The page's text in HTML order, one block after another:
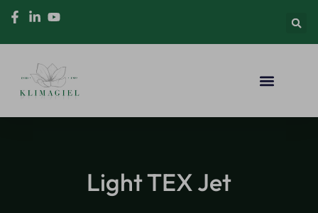
Light TEX Jet